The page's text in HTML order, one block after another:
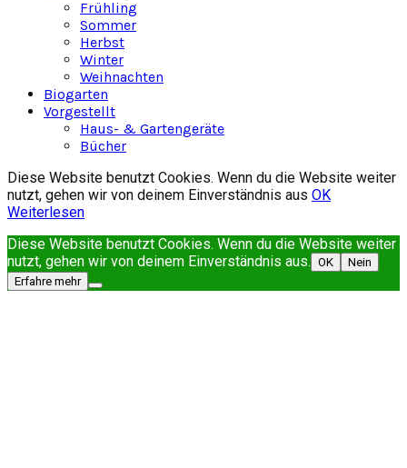
Frühling
Sommer
Herbst
Winter
Weihnachten
Biogarten
Vorgestellt
Haus- & Gartengeräte
Bücher
Diese Website benutzt Cookies. Wenn du die Website weiter
nutzt, gehen wir von deinem Einverständnis aus OK
Weiterlesen
Diese Website benutzt Cookies. Wenn du die Website weiter
nutzt, gehen wir von deinem Einverständnis aus. OK
Nein
Erfahre mehr